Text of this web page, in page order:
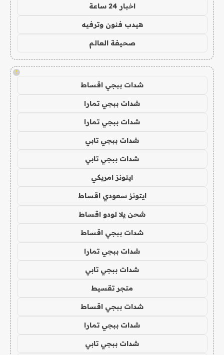
اخبار 24 ساعة
هيدب فنون وترفيه
صحيفة العالم
!
شدات ببجي اقساط
شدات ببجي تمارا
شدات ببجي تمارا
شدات ببجي تابي
شدات ببجي تابي
ايتونز امريكي
ايتونز سعودي اقساط
شحن يلا لودو اقساط
شدات ببجي اقساط
شدات ببجي تمارا
شدات ببجي تابي
متجر تقسيط
شدات ببجي اقساط
شدات ببجي تمارا
شدات ببجي تابي